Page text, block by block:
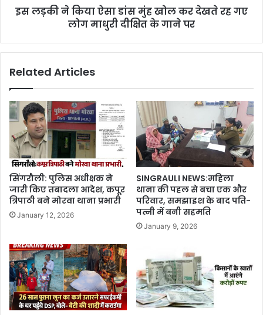
इस लड़की ने किया ऐसा डांस मुंह खोल कर देखते रह गए
लोग माधुरी दीक्षित के गाने पर
Related Articles
सिंगरौली: पुलिस अधीक्षक ने
जारी किए तबादला आदेश, कपूर
त्रिपाठी बने मोरवा थाना प्रभारी
January 12, 2026
SINGRAULI NEWS:महिला
थाना की पहल से बचा एक और
परिवार, समझाइश के बाद पति-
पत्नी में बनी सहमति
January 9, 2026